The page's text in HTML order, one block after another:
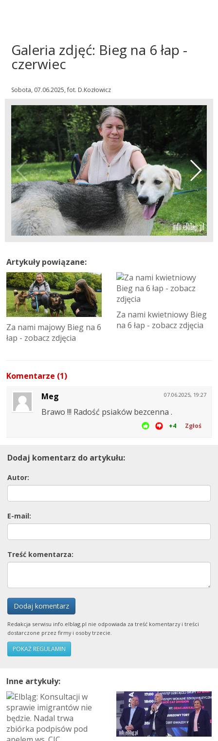
Galeria zdjęć: Bieg na 6 łap -
czerwiec
Sobota, 07.06.2025, fot. D.Kozłowicz
Artykuły powiązane:
Za nami majowy Bieg na 6
łap - zobacz zdjęcia
Za nami kwietniowy Bieg
na 6 łap - zobacz zdjęcia
Komentarze (1)
07.06.2025, 19:27
Meg
Brawo !!! Radość psiaków bezcenna .
+4 Zgłoś
Dodaj komentarz do artykułu:
Autor:
E-mail:
Treść komentarza:
Dodaj komentarz
Redakcja serwisu info.elblag.pl nie odpowiada za treść komentarzy i treści
dostarczone przez firmy i osoby trzecie.
POKAŻ REGULAMIN
Inne artykuły: